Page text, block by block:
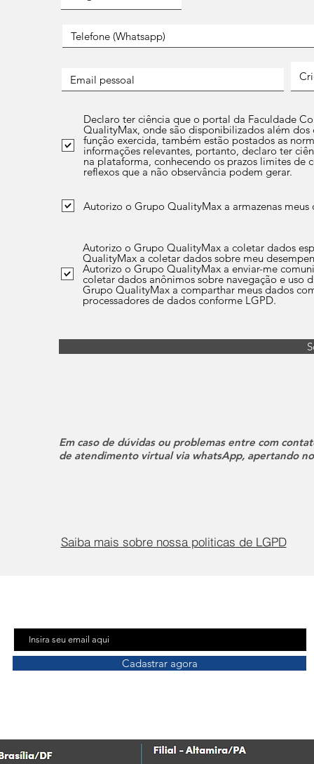
Declaro ter ciência que o portal da Faculdade
QualityMax, onde são disponibilizados além
função exercida, também estão postados as
informações relevantes, portanto, declaro ter
na plataforma, conhecendo os prazos limites
reflexos que a não observância podem gerar.
Autorizo o Grupo QualityMax a armazenas
Autorizo o Grupo QualityMax a coletar dados
QualityMax a coletar dados sobre meu
Autorizo o Grupo QualityMax a enviar-me
coletar dados anônimos sobre navegação e uso
Grupo QualityMax a comparthar meus dados
processadores de dados conforme LGPD.
Em caso de dúvidas ou problemas entre com
de atendimento virtual via whatsApp, apertando
Saiba mais sobre nossa politicas de LGPD
Cadastrar agora